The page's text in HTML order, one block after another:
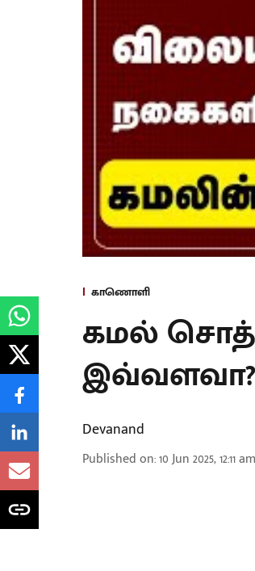
காணொளி
கமல்
இவ்வளவா?
Devanand
Published on:10 Jun 2025, 12:11 am